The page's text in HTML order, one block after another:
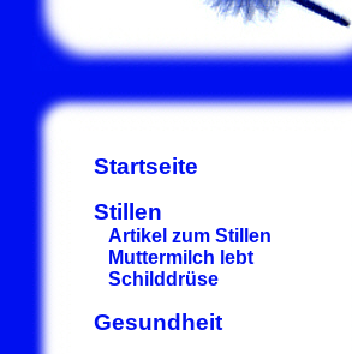
Startseite
Stillen
Artikel zum Stillen
Muttermilch lebt
Schilddrüse
Gesundheit